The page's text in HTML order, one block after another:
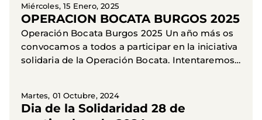
Miércoles, 15 Enero, 2025
OPERACION BOCATA BURGOS 2025
Operación Bocata Burgos 2025 Un año más os
convocamos a todos a participar en la iniciativa
solidaria de la Operación Bocata. Intentaremos
Martes, 01 Octubre, 2024
Dia de la Solidaridad 28 de